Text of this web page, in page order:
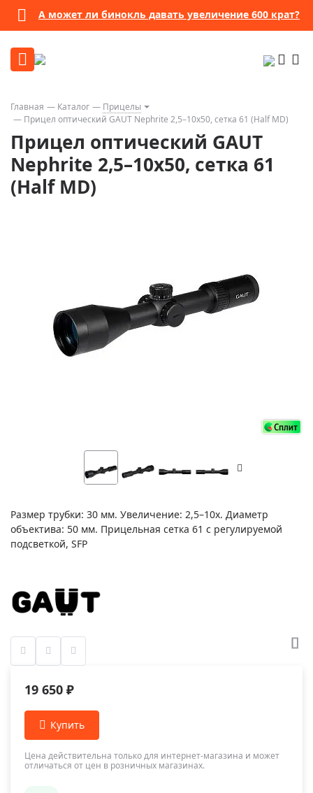
А может ли бинокль давать увеличение 600 крат?
Главная Каталог
Прицелы
Прицел оптический GAUT Nephrite 2,5–10x50, сетка 61 (Half MD)
Прицел оптический GAUT
Nephrite 2,5–10x50, сетка 61
(Half MD)
Размер трубки: 30 мм. Увеличение: 2,5–10x. Диаметр
объектива: 50 мм. Прицельная сетка 61 с регулируемой
подсветкой, SFP
19 650 ₽
Цена действительна только для интернет-магазина и может
отличаться от цен в розничных магазинах.